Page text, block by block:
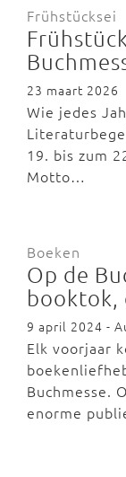
Frühstücksei
23 maart 2026
Wie jedes
19. bis zum
Motto…
Boeken
Op de
booktok,
9 april 2024 -
Elk voorjaar
Buchmesse.
enorme